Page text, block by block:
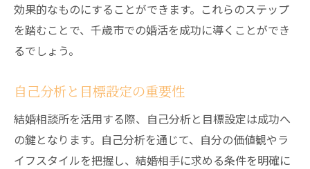
効果的なものにすることができます。これらのステップ
を踏むことで、千歳市での婚活を成功に導くことができ
るでしょう。
自己分析と目標設定の重要性
結婚相談所を活用する際、自己分析と目標設定は成功へ
の鍵となります。自己分析を通じて、自分の価値観やラ
イフスタイルを把握し、結婚相手に求める条件を明確に